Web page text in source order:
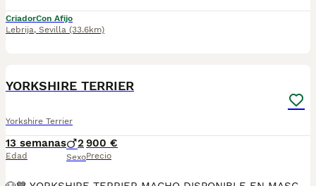
CriadorCon Afijo
Lebrija, Sevilla (33.6km)
YORKSHIRE TERRIER
Yorkshire Terrier
13 semanas
Edad
2
Sexo
900 €
Precio